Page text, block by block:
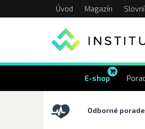
Úvod Magazín
E-shop
Odborné